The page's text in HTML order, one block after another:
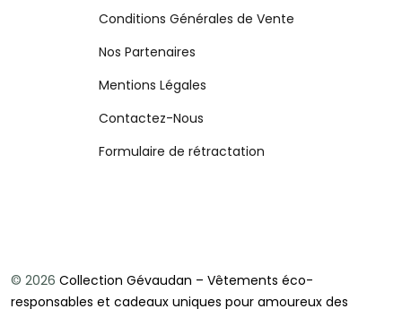
Conditions Générales de Vente
Nos Partenaires
Mentions Légales
Contactez-Nous
Formulaire de rétractation
© 2026 Collection Gévaudan – Vêtements éco-
responsables et cadeaux uniques pour amoureux des